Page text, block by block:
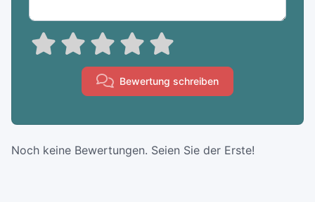
Bewertung schreiben
Noch keine Bewertungen. Seien Sie der Erste!